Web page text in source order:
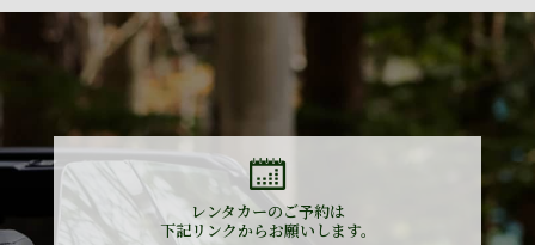
レンタカーのご予約は
下記リンクからお願いします。